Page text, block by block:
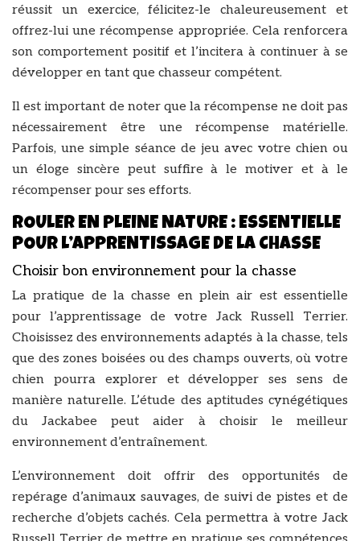
réussit un exercice, félicitez-le chaleureusement et
offrez-lui une récompense appropriée. Cela renforcera
son comportement positif et l’incitera à continuer à se
développer en tant que chasseur compétent.
Il est important de noter que la récompense ne doit pas
nécessairement être une récompense matérielle.
Parfois, une simple séance de jeu avec votre chien ou
un éloge sincère peut suffire à le motiver et à le
récompenser pour ses efforts.
ROULER EN PLEINE NATURE : ESSENTIELLE
POUR L’APPRENTISSAGE DE LA CHASSE
Choisir bon environnement pour la chasse
La pratique de la chasse en plein air est essentielle
pour l’apprentissage de votre Jack Russell Terrier.
Choisissez des environnements adaptés à la chasse, tels
que des zones boisées ou des champs ouverts, où votre
chien pourra explorer et développer ses sens de
manière naturelle. L’étude des aptitudes cynégétiques
du Jackabee peut aider à choisir le meilleur
environnement d’entraînement.
L’environnement doit offrir des opportunités de
repérage d’animaux sauvages, de suivi de pistes et de
recherche d’objets cachés. Cela permettra à votre Jack